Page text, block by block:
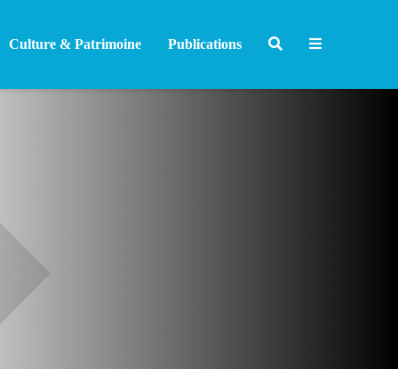
Culture & Patrimoine Publications